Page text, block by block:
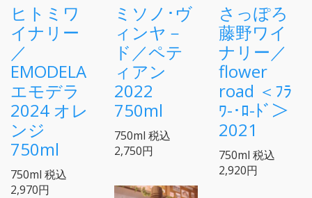
ヒトミワ
イナリー
／
EMODELA
エモデラ
2024 オレ
ンジ
750ml
750ml 税込
2,970円
ミソノ･ヴ
ィンヤ－
ド／ペテ
ィアン
2022
750ml
750ml税込
2,750円
さっぽろ
藤野ワイ
ナリー／
flower
road ＜ﾌﾗ
ﾜ-･ﾛ-ﾄﾞ＞
2021
750ml 税込
2,920円